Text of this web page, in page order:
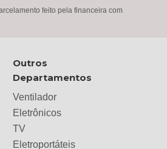
feito pela financeira com
Outros
Departamentos
Ventilador
Eletrônicos
TV
Eletroportáteis